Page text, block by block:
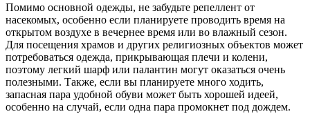
Помимо основной одежды, не забудьте репеллент от
насекомых, особенно если планируете проводить время на
открытом воздухе в вечернее время или во влажный сезон.
Для посещения храмов и других религиозных объектов может
потребоваться одежда, прикрывающая плечи и колени,
поэтому легкий шарф или палантин могут оказаться очень
полезными. Также, если вы планируете много ходить,
запасная пара удобной обуви может быть хорошей идеей,
особенно на случай, если одна пара промокнет под дождем.